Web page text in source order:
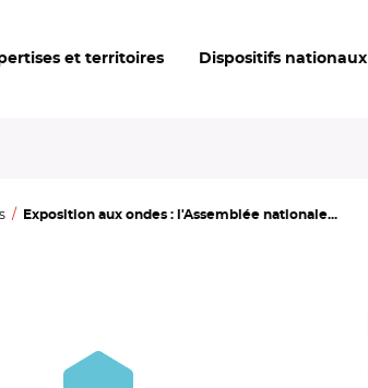
et territoires Dispositifs nationaux
Exposition aux ondes : l'Assemblée nationale...